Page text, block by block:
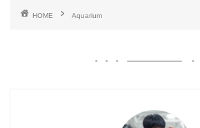
HOME Aquarium